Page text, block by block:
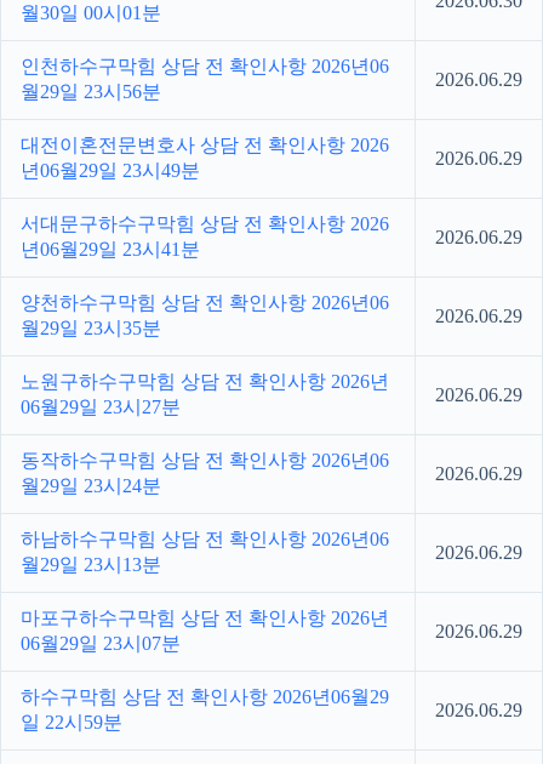
월30일 00시01분
인천하수구막힘 상담 전 확인사항 2026년06
월29일 23시56분
2026.06.29
대전이혼전문변호사 상담 전 확인사항 2026
년06월29일 23시49분
2026.06.29
서대문구하수구막힘 상담 전 확인사항 2026
년06월29일 23시41분
2026.06.29
양천하수구막힘 상담 전 확인사항 2026년06
월29일 23시35분
2026.06.29
노원구하수구막힘 상담 전 확인사항 2026년
06월29일 23시27분
2026.06.29
동작하수구막힘 상담 전 확인사항 2026년06
월29일 23시24분
2026.06.29
하남하수구막힘 상담 전 확인사항 2026년06
월29일 23시13분
2026.06.29
마포구하수구막힘 상담 전 확인사항 2026년
06월29일 23시07분
2026.06.29
하수구막힘 상담 전 확인사항 2026년06월29
일 22시59분
2026.06.29